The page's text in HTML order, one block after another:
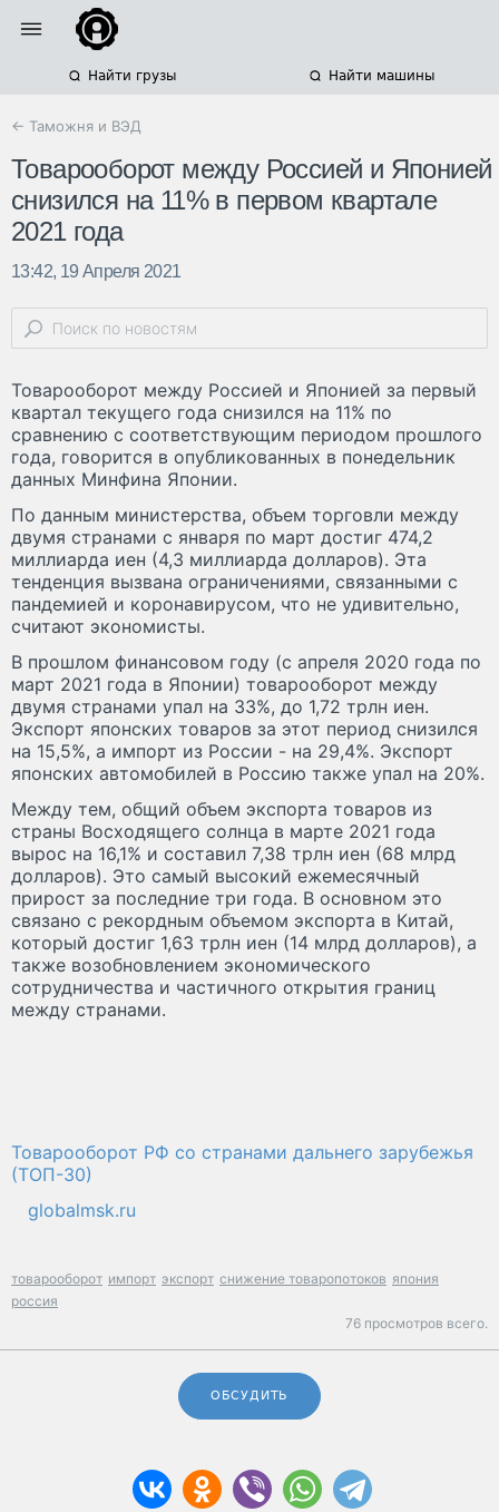
Найти грузы Найти машины
← Таможня и ВЭД
Товарооборот между Россией и Японией
снизился на 11% в первом квартале
2021 года
13:42, 19 Апреля 2021
Товарооборот между Россией и Японией за первый
квартал текущего года снизился на 11% по
сравнению с соответствующим периодом прошлого
года, говорится в опубликованных в понедельник
данных Минфина Японии.
По данным министерства, объем торговли между
двумя странами с января по март достиг 474,2
миллиарда иен (4,3 миллиарда долларов). Эта
тенденция вызвана ограничениями, связанными с
пандемией и коронавирусом, что не удивительно,
считают экономисты.
В прошлом финансовом году (с апреля 2020 года по
март 2021 года в Японии) товарооборот между
двумя странами упал на 33%, до 1,72 трлн иен.
Экспорт японских товаров за этот период снизился
на 15,5%, а импорт из России - на 29,4%. Экспорт
японских автомобилей в Россию также упал на 20%.
Между тем, общий объем экспорта товаров из
страны Восходящего солнца в марте 2021 года
вырос на 16,1% и составил 7,38 трлн иен (68 млрд
долларов). Это самый высокий ежемесячный
прирост за последние три года. В основном это
связано с рекордным объемом экспорта в Китай,
который достиг 1,63 трлн иен (14 млрд долларов), а
также возобновлением экономического
сотрудничества и частичного открытия границ
между странами.
Товарооборот РФ со странами дальнего зарубежья
(ТОП-30)
globalmsk.ru
товарооборот импорт экспорт снижение товаропотоков япония
россия
76 просмотров всего.
ОБСУДИТЬ